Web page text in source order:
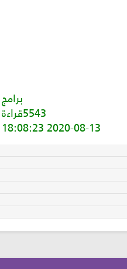
برامج
5543قراءة
2020-08-13 18:08:23